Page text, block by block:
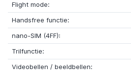
Flight mode:
Handsfree functie:
nano-SIM (4FF):
Trilfunctie:
Videobellen / beeldbellen: